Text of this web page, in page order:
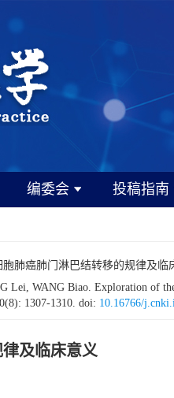
编委会 投稿指南
癌肺门淋巴结转移的规律及临
WANG Biao. Exploration of
1307-1310. doi: 10.16766/
及临床意义